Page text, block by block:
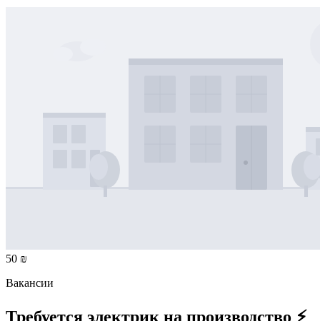
50 ₪
Вакансии
Требуется электрик на производство ⚡